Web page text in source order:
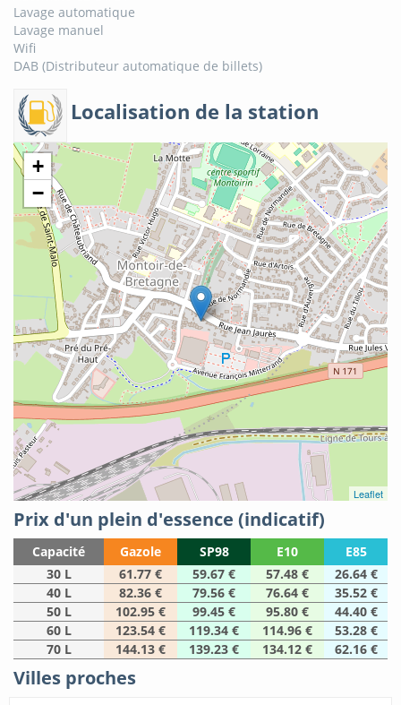
Lavage automatique
Lavage manuel
Wifi
DAB (Distributeur automatique de billets)
Localisation de la station
+
−
Leaflet
Prix d'un plein d'essence (indicatif)
Capacité Gazole SP98 E10
E85
30 L
61.77 € 59.67 € 57.48 €
26.64 €
40 L
82.36 € 79.56 € 76.64 €
35.52 €
50 L
102.95 € 99.45 € 95.80 €
44.40 €
60 L
123.54 € 119.34 € 114.96 €
53.28 €
70 L
144.13 € 139.23 € 134.12 € 62.16 €
Villes proches